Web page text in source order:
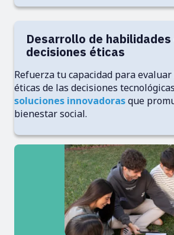
Desarrollo de
decisiones éticas
Refuerza tu capacidad para
éticas de las decisiones
soluciones innovadorasque
bienestar social.